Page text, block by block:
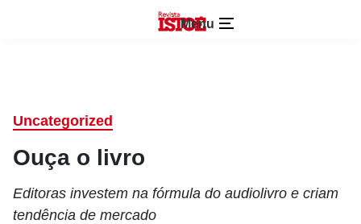
Menu
Uncategorized
Ouça o livro
Editoras investem na fórmula do audiolivro e criam
tendência de mercado